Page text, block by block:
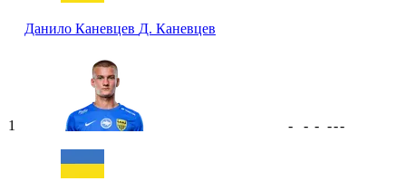
Данило Каневцев Д. Каневцев
1 - - - ---